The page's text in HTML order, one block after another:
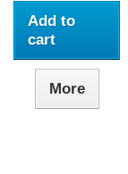
Add to
cart
More